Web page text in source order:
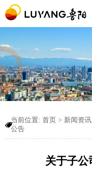

当前位置: 首页 > 新闻资讯
公告
关于子公